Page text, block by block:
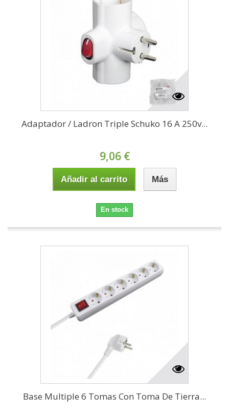
Adaptador / Ladron Triple Schuko 16 A 250v...
9,06 €
Añadir al carrito Más
En stock
Base Multiple 6 Tomas Con Toma De Tierra...